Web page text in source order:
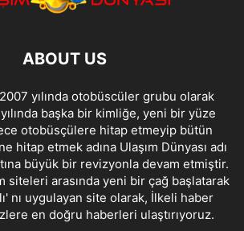
ABOUT US
2007 yılında otobüscüler grubu olarak
başka bir kimliğe, yeni bir yüze
otobüsçülere hitap etmeyip bütün
hitap etmek adına Ulaşım Dünyası adı
büyük bir revizyonla devam etmiştir.
siteleri arasında yeni bir çağ başlatarak
nı uygulayan site olarak, İlkeli haber
en doğru haberleri ulaştırıyoruz.